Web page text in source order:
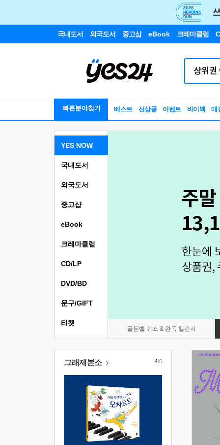
국내도서 외국도서 중고샵 eBook 크레마클럽
빠른분야찾기 베스트 신상품 이벤트 바이백 매
YES NOW
골든벨 퀴즈 & 완독 챌린지
국내도서
외국도서
중고샵
eBook
크레마클럽
CD/LP
DVD/BD
문구/GIFT
티켓
그래제본소 4/5